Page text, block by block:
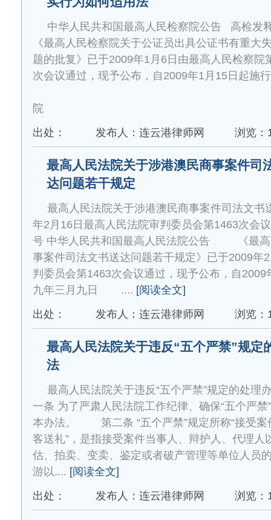
中华人民共和国最高人民检察院公告 高
《最高人民检察院关于公证员出具公证书有重大
题的批复》已于2009年1月6日由最高人民检察院
次会议通过，现予公布，自2009年1月15日起施
院
出处：
发布人：连云港律师网 浏览：
最高人民法院关于涉港澳民商事案件司
达问题若干规定
最高人民法院关于涉港澳民商事案件司法文书
年2月16日最高人民法院审判委员会第1463次会
号 中华人民共和国最高人民法院公告 《最高
事案件司法文书送达问题若干规定》已于2009年
判委员会第1463次会议通过，现予公布，自
九年三月九日 .... [阅读全文]
出处：
发布人：连云港律师网 浏览：
最高人民法院关于违反“五个严禁”规定
法
最高人民法院关于违反“五个严禁”规定的处
一条 为了严肃人民法院工作纪律、确保“五个严
本办法。 第二条 “五个严禁”规定所称“接受案
客送礼”，是指接受案件当事人、辩护人、代理人
估、拍卖、变卖、鉴定或者破产管理等单位人员
游以.... [阅读全文]
出处：
发布人：连云港律师网 浏览：